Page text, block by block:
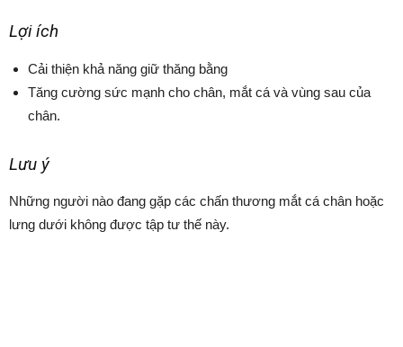
Lợi ích
Cải thiện khả năng giữ thăng bằng
Tăng cường sức mạnh cho chân, mắt cá và vùng sau của
chân.
Lưu ý
Những người nào đang gặp các chấn thương mắt cá chân hoặc
lưng dưới không được tập tư thế này.